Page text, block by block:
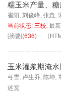
糯玉米产量、
崔阳 , 刘俊峰, 张垚,
当前状态: 三校, 最
[摘要](636)
玉米灌浆期淹
弓雪, 卢生乔, 陈坤,
述宽